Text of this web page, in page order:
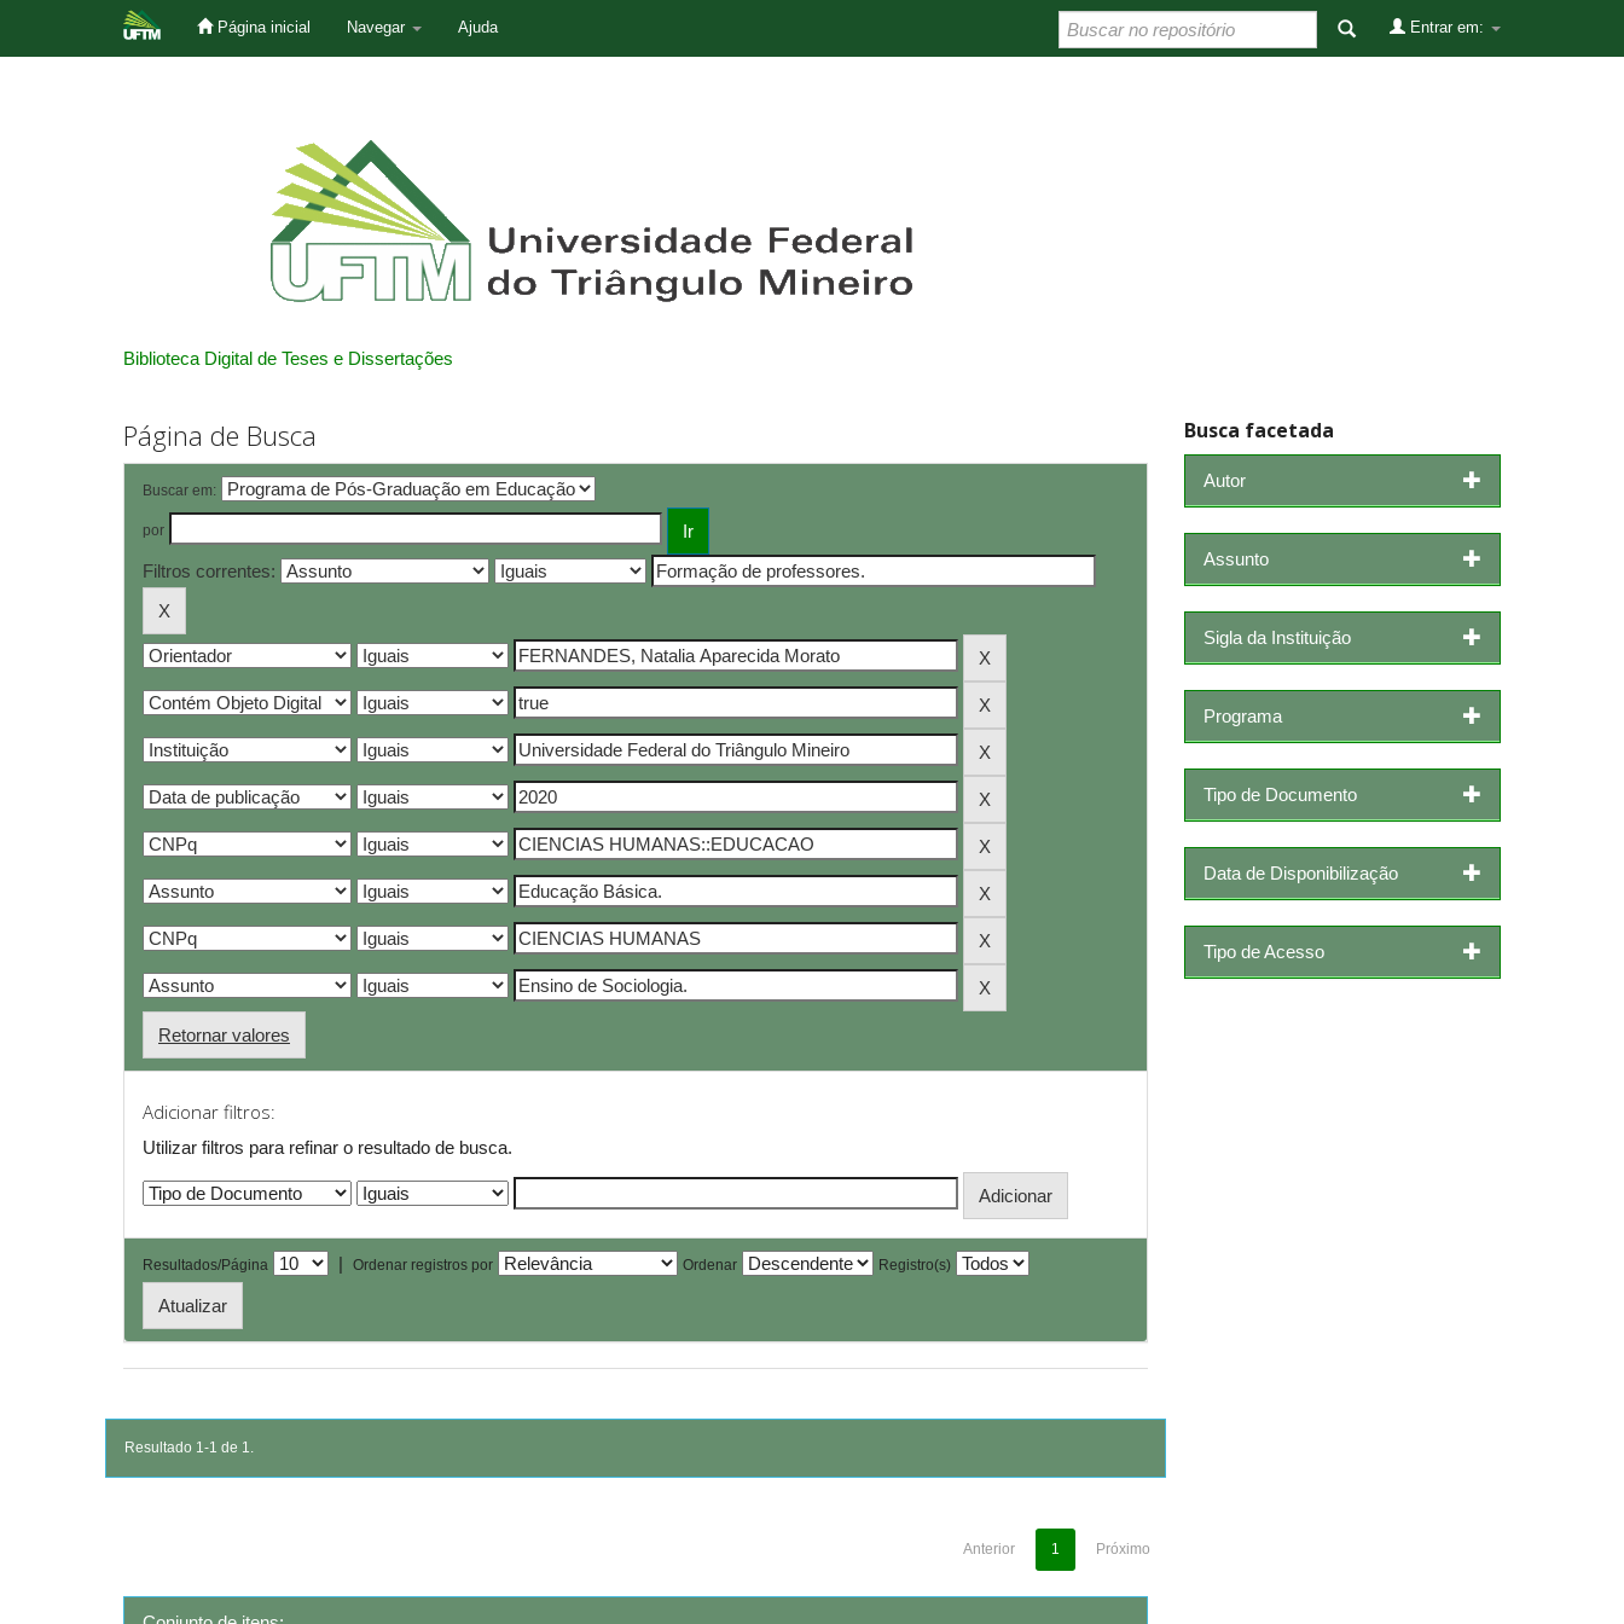
Página inicial Navegar Ajuda Entrar em:
Biblioteca Digital de Teses e Dissertações
Página de Busca
Buscar em:
por
Filtros correntes:
Retornar valores
Adicionar filtros:
Utilizar filtros para refinar o resultado de busca.
Resultados/Página | Ordenar registros por Ordenar Registro(s)
Resultado 1-1 de 1.
Anterior 1 Próximo
Busca facetada
Autor
Assunto
Sigla da Instituição
Programa
Tipo de Documento
Data de Disponibilização
Tipo de Acesso